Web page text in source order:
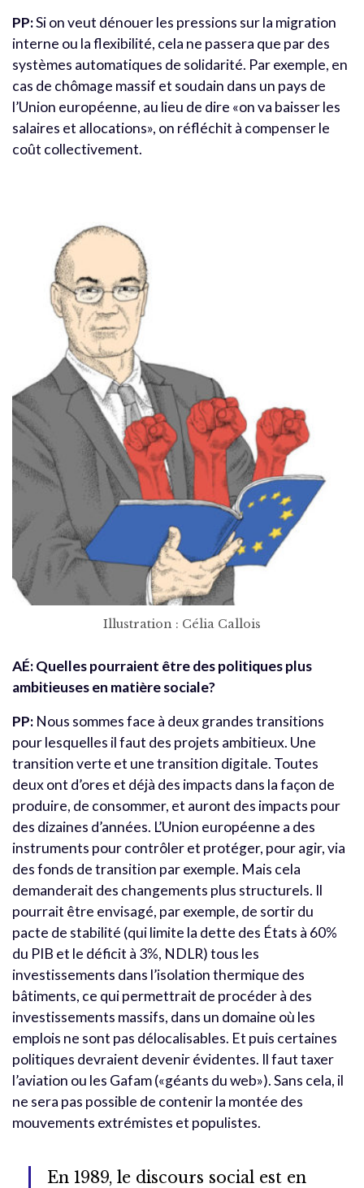
PP:Si on veut dénouer les pressions sur la migration
interne ou la flexibilité, cela ne passera que par des
systèmes automatiques de solidarité. Par exemple, en
cas de chômage massif et soudain dans un pays de
l’Union européenne, au lieu de dire «on va baisser les
salaires et allocations», on réfléchit à compenser le
coût collectivement.
Illustration : Célia Callois
AÉ:Quelles pourraient être des politiques plus
ambitieuses en matière sociale?
PP: Nous sommes face à deux grandes transitions
pour lesquelles il faut des projets ambitieux. Une
transition verte et une transition digitale. Toutes
deux ont d’ores et déjà des impacts dans la façon de
produire, de consommer, et auront des impacts pour
des dizaines d’années. L’Union européenne a des
instruments pour contrôler et protéger, pour agir, via
des fonds de transition par exemple. Mais cela
demanderait des changements plus structurels. Il
pourrait être envisagé, par exemple, de sortir du
pacte de stabilité (qui limite la dette des États à 60%
du PIB et le déficit à 3%, NDLR) tous les
investissements dans l’isolation thermique des
bâtiments, ce qui permettrait de procéder à des
investissements massifs, dans un domaine où les
emplois ne sont pas délocalisables. Et puis certaines
politiques devraient devenir évidentes. Il faut taxer
l’aviation ou les Gafam («géants du web»). Sans cela, il
ne sera pas possible de contenir la montée des
mouvements extrémistes et populistes.
En 1989, le discours social est en